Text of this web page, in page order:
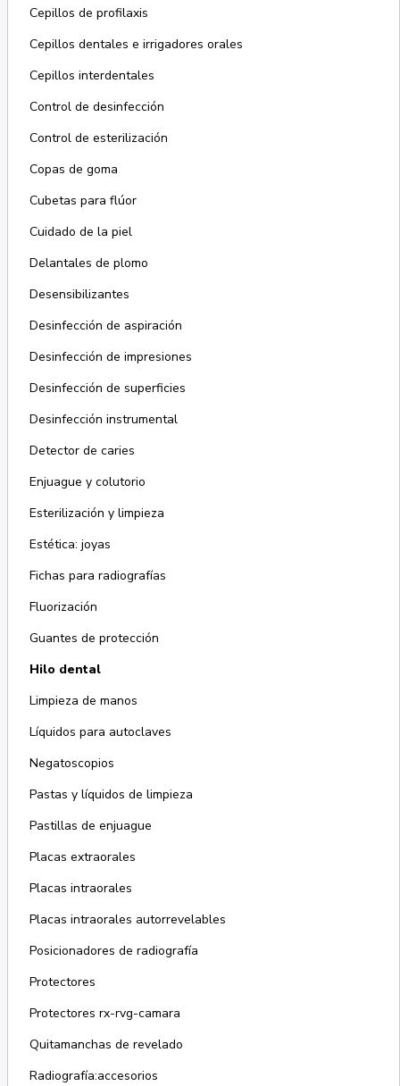
Cepillos de profilaxis
Cepillos dentales e irrigadores orales
Cepillos interdentales
Control de desinfección
Control de esterilización
Copas de goma
Cubetas para flúor
Cuidado de la piel
Delantales de plomo
Desensibilizantes
Desinfección de aspiración
Desinfección de impresiones
Desinfección de superficies
Desinfección instrumental
Detector de caries
Enjuague y colutorio
Esterilización y limpieza
Estética: joyas
Fichas para radiografías
Fluorización
Guantes de protección
Hilo dental
Limpieza de manos
Líquidos para autoclaves
Negatoscopios
Pastas y líquidos de limpieza
Pastillas de enjuague
Placas extraorales
Placas intraorales
Placas intraorales autorrevelables
Posicionadores de radiografía
Protectores
Protectores rx-rvg-camara
Quitamanchas de revelado
Radiografía:accesorios